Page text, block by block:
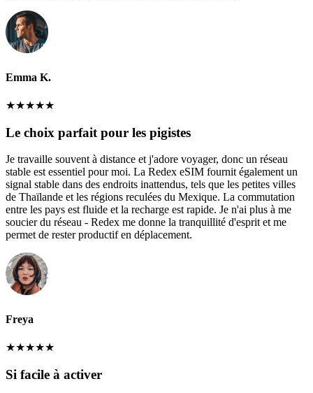
Emma K.
★★★★★
Le choix parfait pour les pigistes
Je travaille souvent à distance et j'adore voyager, donc un réseau
stable est essentiel pour moi. La Redex eSIM fournit également un
signal stable dans des endroits inattendus, tels que les petites villes
de Thaïlande et les régions reculées du Mexique. La commutation
entre les pays est fluide et la recharge est rapide. Je n'ai plus à me
soucier du réseau - Redex me donne la tranquillité d'esprit et me
permet de rester productif en déplacement.
Freya
★★★★★
Si facile à activer